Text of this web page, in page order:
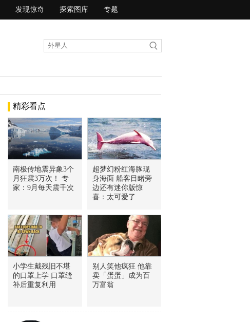
发现惊奇 探索图库 专题
精彩看点
南极传地震异象3个
月狂震3万次！ 专
家：9月每天震千次
超梦幻粉红海豚现
身海面 船客目睹旁
边还有迷你版惊
喜：太可爱了
小学生戴残旧不堪
的口罩上学 口罩缝
补后重复利用
别人笑他疯狂 他靠
卖「蛋蛋」成为百
万富翁